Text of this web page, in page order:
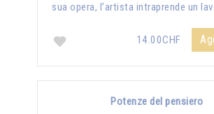
sua opera, l’artista intraprende un
14.00CHF
Potenze del pensiero